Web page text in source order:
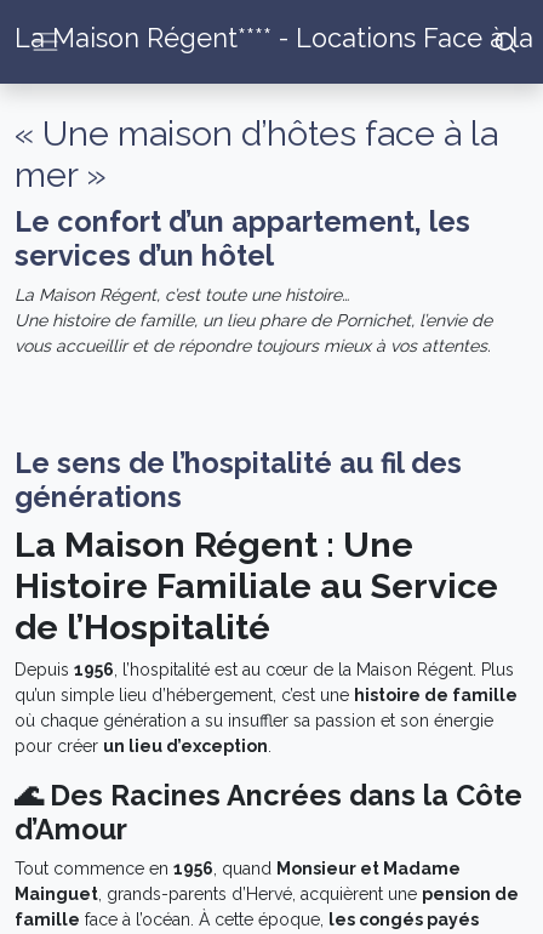
La Maison Régent**** - Locations Face à
« Une maison d’hôtes face à la
mer »
Le confort d’un appartement, les
services d’un hôtel
La Maison Régent, c’est toute une histoire…
Une histoire de famille, un lieu phare de Pornichet, l’envie de
vous accueillir et de répondre toujours mieux à vos attentes.
Le sens de l’hospitalité au fil des
générations
La Maison Régent : Une
Histoire Familiale au Service
de l’Hospitalité
Depuis 1956 , l’hospitalité est au cœur de la Maison Régent. Plus
qu’un simple lieu d’hébergement, c’est une histoire de famille
où chaque génération a su insuffler sa passion et son énergie
pour créer un lieu d’exception
🌊 Des Racines Ancrées dans la Côte
d’Amour
Tout commence en 1956 , quand Monsieur et Madame
Mainguet , grands-parents d’Hervé, acquièrent une pension de
famille face à l’océan. À cette époque,
les congés payés